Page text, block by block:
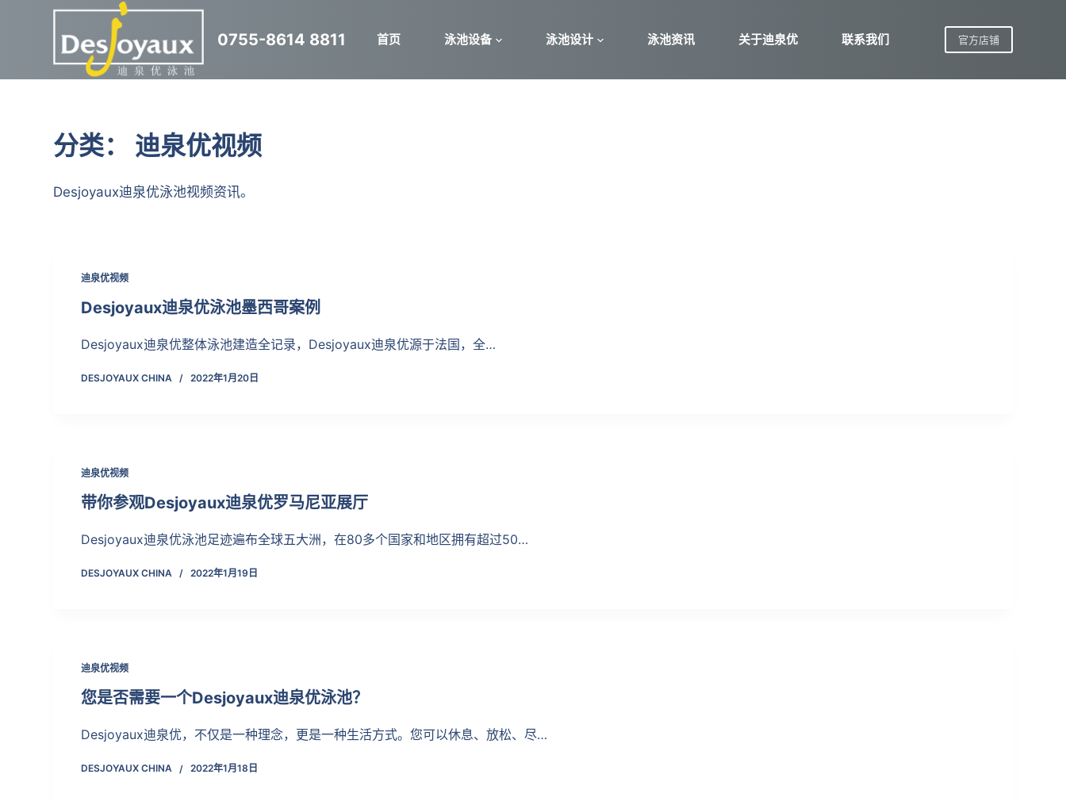
0755-8614 8811 首页 泳池设备 泳池设计 泳池资讯 关于迪泉优 联系我们 官方店铺
分类： 迪泉优视频
Desjoyaux迪泉优泳池视频资讯。
迪泉优视频
Desjoyaux迪泉优泳池墨西哥案例
Desjoyaux迪泉优整体泳池建造全记录，Desjoyaux迪泉优源于法国，全…
DESJOYAUX CHINA 2022年1月20日
迪泉优视频
带你参观Desjoyaux迪泉优罗马尼亚展厅
Desjoyaux迪泉优泳池足迹遍布全球五大洲，在80多个国家和地区拥有超过50…
DESJOYAUX CHINA 2022年1月19日
迪泉优视频
您是否需要一个Desjoyaux迪泉优泳池？
Desjoyaux迪泉优，不仅是一种理念，更是一种生活方式。您可以休息、放松、尽…
DESJOYAUX CHINA 2022年1月18日